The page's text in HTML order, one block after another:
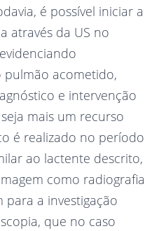
é possível iniciar a
através da US no
acometido,
e intervenção
mais um recurso
é realizado no período
ao lactente descrito,
como radiografia
para a investigação
que no caso